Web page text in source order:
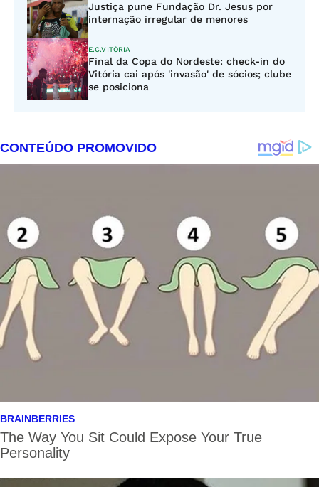
Justiça pune Fundação Dr. Jesus por
internação irregular de menores
E.C.VITÓRIA
Final da Copa do Nordeste: check-in do
Vitória cai após 'invasão' de sócios; clube
se posiciona